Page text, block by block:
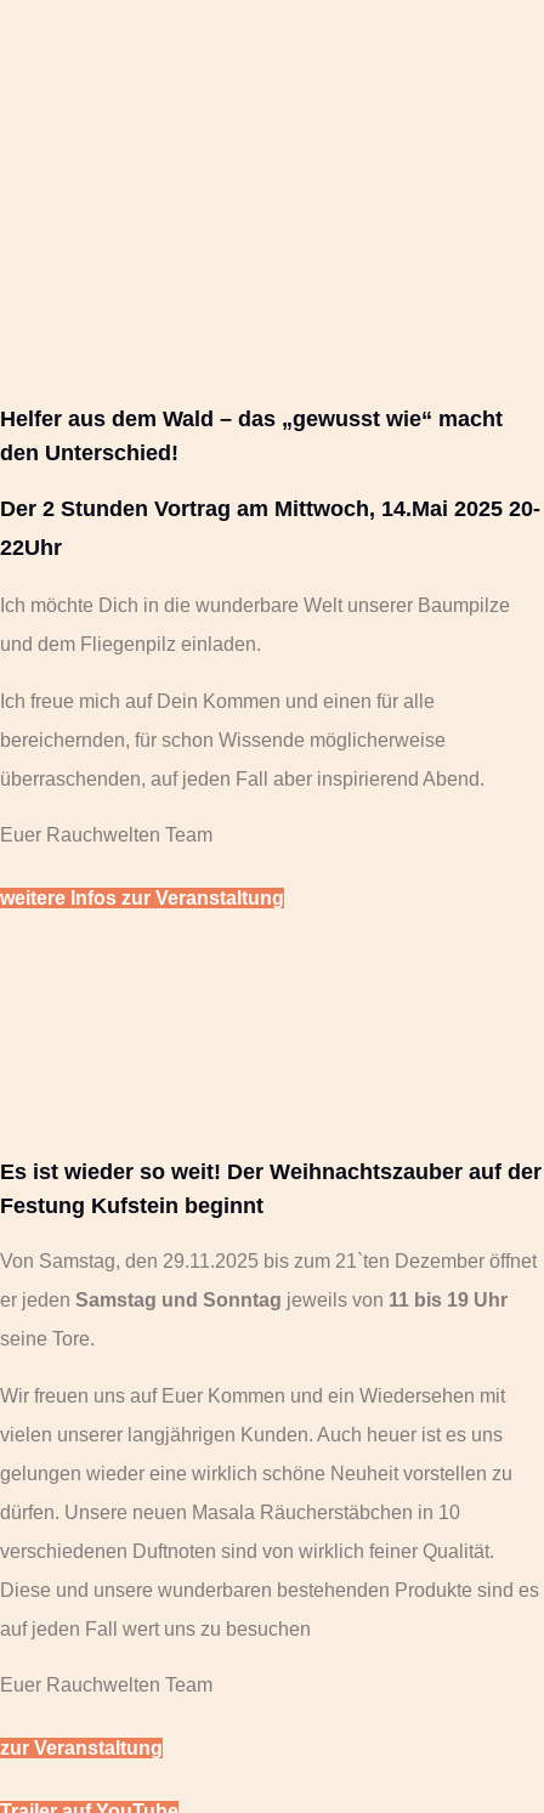
Helfer aus dem Wald – das „gewusst wie“ macht
den Unterschied!
Der 2 Stunden Vortrag am Mittwoch, 14.Mai 2025 20-
22Uhr
Ich möchte Dich in die wunderbare Welt unserer Baumpilze
und dem Fliegenpilz einladen.
Ich freue mich auf Dein Kommen und einen für alle
bereichernden, für schon Wissende möglicherweise
überraschenden, auf jeden Fall aber inspirierend Abend.
Euer Rauchwelten Team
weitere Infos zur Veranstaltung
Es ist wieder so weit! Der Weihnachtszauber auf der
Festung Kufstein beginnt
Von Samstag, den 29.11.2025 bis zum 21`ten Dezember öffnet
er jeden Samstag und Sonntag jeweils von 11 bis 19 Uhr
seine Tore.
Wir freuen uns auf Euer Kommen und ein Wiedersehen mit
vielen unserer langjährigen Kunden. Auch heuer ist es uns
gelungen wieder eine wirklich schöne Neuheit vorstellen zu
dürfen. Unsere neuen Masala Räucherstäbchen in 10
verschiedenen Duftnoten sind von wirklich feiner Qualität.
Diese und unsere wunderbaren bestehenden Produkte sind es
auf jeden Fall wert uns zu besuchen
Euer Rauchwelten Team
zur Veranstaltung